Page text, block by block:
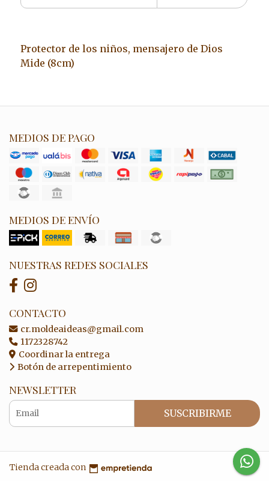
Protector de los niños, mensajero de Dios
Mide (8cm)
MEDIOS DE PAGO
MEDIOS DE ENVÍO
NUESTRAS REDES SOCIALES
CONTACTO
cr.moldeaideas@gmail.com
1172328742
Coordinar la entrega
Botón de arrepentimiento
NEWSLETTER
SUSCRIBIRME
Tienda creada con